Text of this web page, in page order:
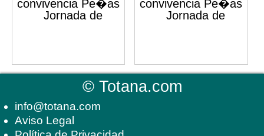
©Totana.com
info@totana.com
Aviso Legal